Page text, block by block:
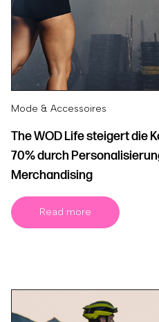
Mode & Accessoires
The WOD Life steigert die
70% durch
Merchandising
Read more